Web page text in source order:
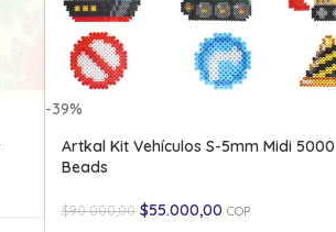
-39%
Artkal Kit Vehículos S-5mm Midi 5000
Beads
$90.000,00 $55.000,00 COP